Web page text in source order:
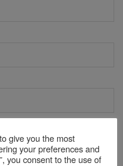
Captcha ⇗
give you the most
your preferences and
you consent to the use of